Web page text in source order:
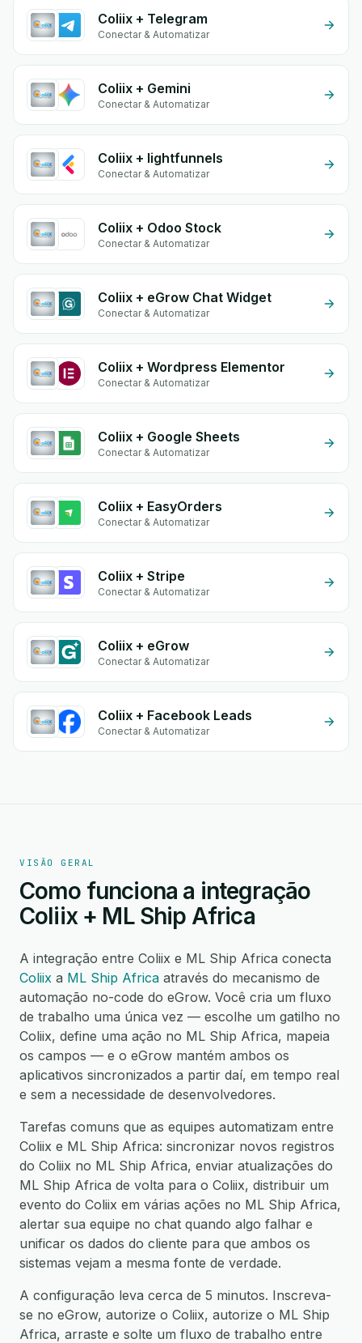
Coliix + Telegram
Conectar & Automatizar
Coliix + Gemini
Conectar & Automatizar
Coliix + lightfunnels
Conectar & Automatizar
Coliix + Odoo Stock
Conectar & Automatizar
Coliix + eGrow Chat Widget
Conectar & Automatizar
Coliix + Wordpress Elementor
Conectar & Automatizar
Coliix + Google Sheets
Conectar & Automatizar
Coliix + EasyOrders
Conectar & Automatizar
Coliix + Stripe
Conectar & Automatizar
Coliix + eGrow
Conectar & Automatizar
Coliix + Facebook Leads
Conectar & Automatizar
VISÃO GERAL
Como funciona a integração
Coliix + ML Ship Africa
A integração entre Coliix e ML Ship Africa conecta
Coliix a ML Ship Africa através do mecanismo de
automação no-code do eGrow. Você cria um fluxo
de trabalho uma única vez — escolhe um gatilho no
Coliix, define uma ação no ML Ship Africa, mapeia
os campos — e o eGrow mantém ambos os
aplicativos sincronizados a partir daí, em tempo real
e sem a necessidade de desenvolvedores.
Tarefas comuns que as equipes automatizam entre
Coliix e ML Ship Africa: sincronizar novos registros
do Coliix no ML Ship Africa, enviar atualizações do
ML Ship Africa de volta para o Coliix, distribuir um
evento do Coliix em várias ações no ML Ship Africa,
alertar sua equipe no chat quando algo falhar e
unificar os dados do cliente para que ambos os
sistemas vejam a mesma fonte de verdade.
A configuração leva cerca de 5 minutos. Inscreva-
se no eGrow, autorize o Coliix, autorize o ML Ship
Africa, arraste e solte um fluxo de trabalho entre